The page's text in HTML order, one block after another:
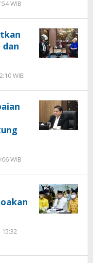
WIB
Seprihadi
dan
WIB
Seprihadi
WIB
Seprihadi